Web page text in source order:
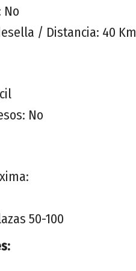
No
/ Distancia: 40 Km
No
50-100